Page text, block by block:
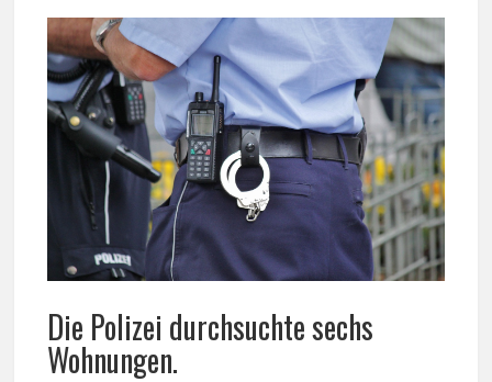
Die Polizei durchsuchte sechs
Wohnungen.